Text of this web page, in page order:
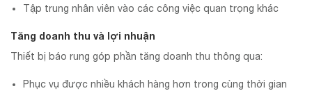
Tập trung nhân viên vào các công việc quan trọng khác
Tăng doanh thu và lợi nhuận
Thiết bị báo rung góp phần tăng doanh thu thông qua:
Phục vụ được nhiều khách hàng hơn trong cùng thời gian